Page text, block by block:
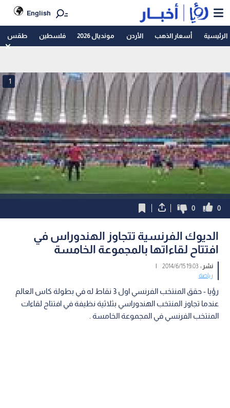
English
الرئيسية أسعار الذهب الأردن مونديال 2026 فلسطين طقس
1
0
0
الديوك الفرنسية تتجاوز الهندوراس في
افتتاح لقاءاتها بالمجموعة الخامسة
نشر :19:03 2014/6/15
|
رياضة
رؤيا - حقق المنتخب الفرنسي اول 3 نقاط له في بطولة كاس العالم
عندما تجاوز المنتخب الهندوراسي بثلاثية نظيفة في افتتاح لقاءات
المنتخب الفرنسي في المجموعة الخامسة .